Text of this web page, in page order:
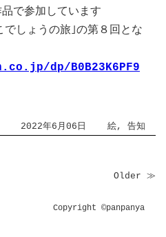
で参加しています
しょうの旅｣の第８回とな
dp/B0B23K6PF9
2022年6月06日 絵, 告知
Older ≫